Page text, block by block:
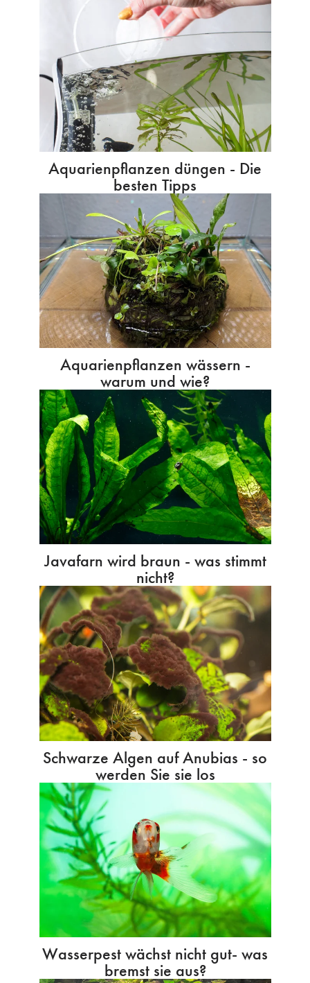
Aquarienpflanzen düngen - Die
besten Tipps
Aquarienpflanzen wässern -
warum und wie?
Javafarn wird braun - was stimmt
nicht?
Schwarze Algen auf Anubias - so
werden Sie sie los
Wasserpest wächst nicht gut- was
bremst sie aus?